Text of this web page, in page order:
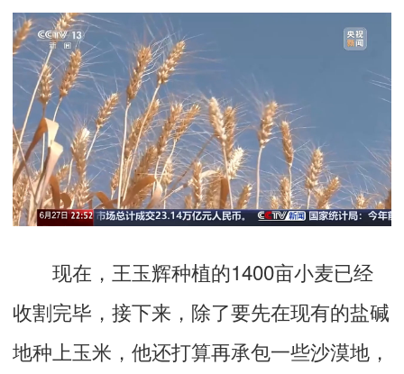
现在，王玉辉种植的1400亩小麦已经
收割完毕，接下来，除了要先在现有的盐碱
地种上玉米，他还打算再承包一些沙漠地，